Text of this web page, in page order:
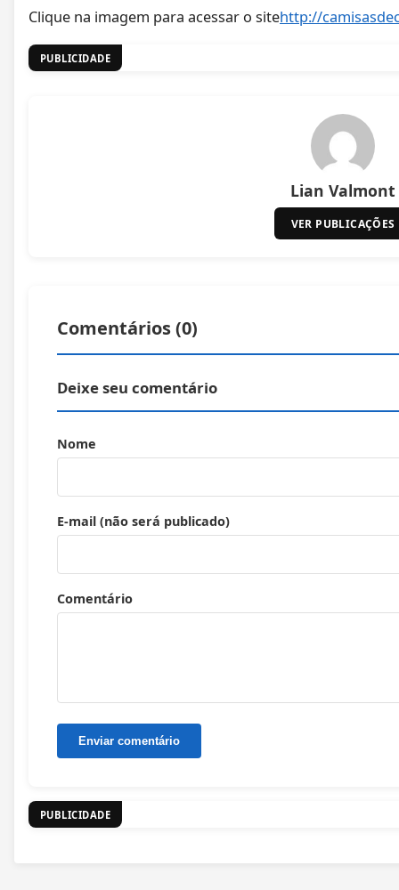
Clique na imagem para acessar o sitehttp://
PUBLICIDADE
Lian Valmont
VER PUBLICAÇÕES
Comentários (0)
Deixe seu comentário
Nome
E-mail (não será publicado)
Comentário
PUBLICIDADE